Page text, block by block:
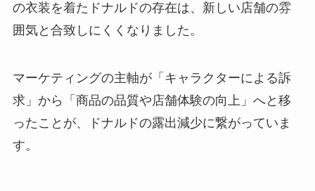
の衣装を着たドナルドの存在は、新しい店舗の雰
囲気と合致しにくくなりました。
マーケティングの主軸が「キャラクターによる訴
求」から「商品の品質や店舗体験の向上」へと移
ったことが、ドナルドの露出減少に繋がっていま
す。